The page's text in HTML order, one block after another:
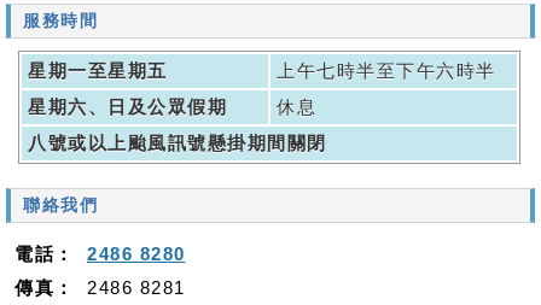
服務時間
星期一至星期五
上午七時半至下午六時半
星期六、日及公眾假期
休息
八號或以上颱風訊號懸掛期間關閉
聯絡我們
電話：
2486 8280
傳真：
2486 8281